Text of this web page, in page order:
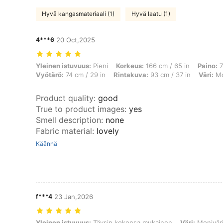
Hyvä kangasmateriaali (1) Hyvä laatu (1)
4***6 20 Oct,2025
Yleinen istuvuus: Pieni, Korkeus: 166 cm / 65 in, Paino: 74 kg /
Yleinen istuvuus: Pieni Korkeus: 166 cm / 65 in Paino:
Vyötärö: 74 cm / 29 in Rintakuva: 93 cm / 37 in Väri:
Product quality: good
True to product images: yes
Smell description: none
Fabric material: lovely
Käännä
f***4 23 Jan,2026